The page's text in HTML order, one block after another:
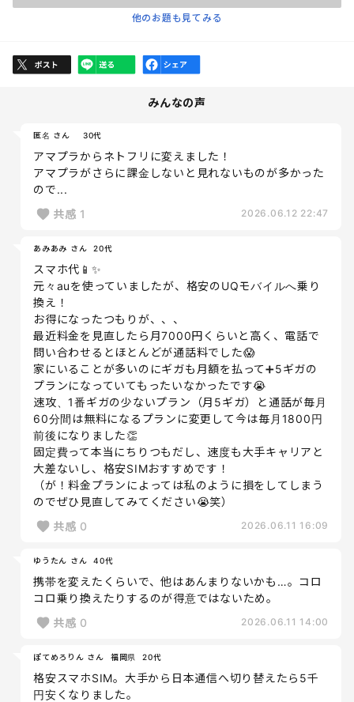
他のお題も見てみる
みんなの声
匿名 さん 30代
アマプラからネトフリに変えました！
アマプラがさらに課金しないと見れないものが多かった
ので...
共感 1 2026.06.12 22:47
あみあみ さん 20代
スマホ代📱✨
元々auを使っていましたが、格安のUQモバイルへ乗り
換え！
お得になったつもりが、、、
最近料金を見直したら月7000円くらいと高く、電話で
問い合わせるとほとんどが通話料でした😱
家にいることが多いのにギガも月額を払って➕5ギガの
プランになっていてもったいなかったです😭
速攻、1番ギガの少ないプラン（月5ギガ）と通話が毎月
60分間は無料になるプランに変更して今は毎月1800円
前後になりました👏
固定費って本当にちりつもだし、速度も大手キャリアと
大差ないし、格安SIMおすすめです！
（が！料金プランによっては私のように損をしてしまう
のでぜひ見直してみてください😭笑）
共感 0 2026.06.11 16:09
ゆうたん さん 40代
携帯を変えたくらいで、他はあんまりないかも…。コロ
コロ乗り換えたりするのが得意ではないため。
共感 0 2026.06.11 14:00
ぽてめろりん さん 福岡県 20代
格安スマホSIM。大手から日本通信へ切り替えたら5千
円安くなりました。